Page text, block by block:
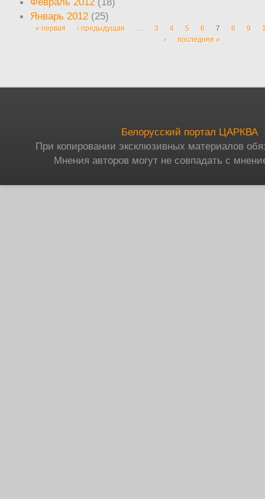
Январь 2012 (25)
Страницы
« первая ‹ предыдущая … 3 4 5 6 7 8 9
›
последняя »
Белорусский портал ЦАРКВА
При копировании эксклюзивных материалов
Мнения авторов могут не совпадать с